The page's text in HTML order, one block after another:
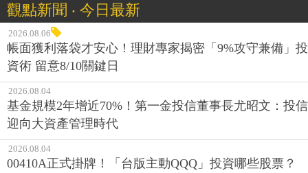
觀點新聞 ‧ 今日最新
2026.08.06
帳面獲利落袋才安心！理財專家揭密「9%攻守兼備」投
資術 留意8/10關鍵日
2026.08.04
基金規模2年增近70%！第一金投信董事長尤昭文：投信
迎向大資產管理時代
2026.08.04
00410A正式掛牌！「台版主動QQQ」投資哪些股票？